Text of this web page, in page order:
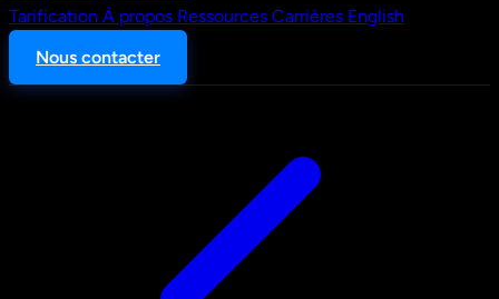
Tarification À propos Ressources Carrières English
Nous contacter